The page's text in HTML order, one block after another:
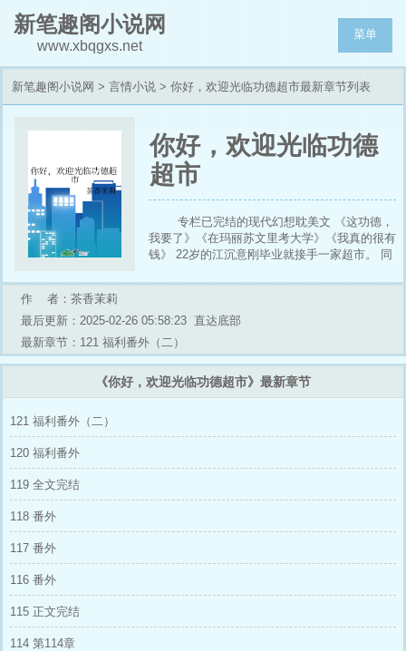
新笔趣阁小说网
www.xbqgxs.net
菜单
新笔趣阁小说网 > 言情小说 > 你好，欢迎光临功德超市最新章节列表
你好，欢迎光临功德
超市
专栏已完结的现代幻想耽美文 《这功德，
我要了》《在玛丽苏文里考大学》《我真的很有
钱》 22岁的江沉意刚毕业就接手一家超市。 同
蓉省陆家的真少爷。 看着虚情假意的亲生父
江沉意想到自己师父留下来的大额财产，立刻大
手一挥——是不是真少爷都不要紧，他现在姓江
不姓陆！ 陆家父母没想过自己的亲儿子宁可守
着这破超市，也不愿意回家，一气之下就真的转
身离开了，想着等以后这孩子在社会上碰壁了，
就知道有钱的好处。 而假少爷自然也在暗中嘲
重要！ 结果，不到一年的时间，这小破超市的
影帝夫妇生下了一个健康的孩子 ——饱受癌症
活不过35岁的军人家庭终于破除了诅咒 ——被
有足够的功德，这家超市便什么都可以交易！
去。 有人想要大把钱砸下去，逼迫江沉意进行
沉意就坐在贵妃榻上，一边嗑瓜子一边嘲笑道：
拿功德来！ 就在陆家夫妇纠结着要不要上门道
作 者：茶香茉莉
最后更新：2025-02-26 05:58:23 直达底部
最新章节：121 福利番外（二）
《你好，欢迎光临功德超市》最新章节
121 福利番外（二）
120 福利番外
119 全文完结
118 番外
117 番外
116 番外
115 正文完结
114 第114章